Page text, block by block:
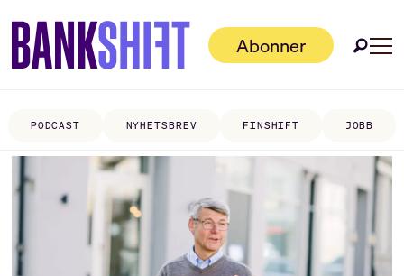
Abonner
PODCAST NYHETSBREV FINSHIFT JOBB
Tag:
huseiernes
landsforbund